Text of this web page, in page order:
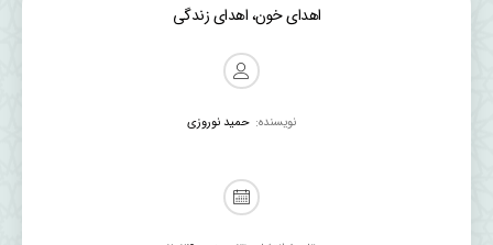
اهدای خون، اهدای زندگی
نویسنده: حمید نوروزی